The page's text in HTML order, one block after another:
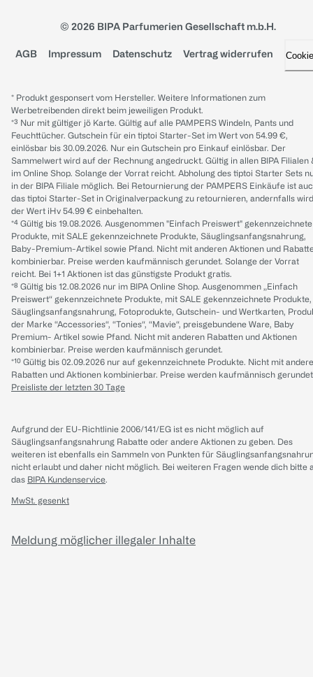
© 2026 BIPA Parfumerien Gesellschaft m.b.H.
AGB Impressum Datenschutz Vertrag widerrufen
* Produkt gesponsert vom Hersteller. Weitere Informationen zum
Werbetreibenden direkt beim jeweiligen Produkt.
*³ Nur mit gültiger jö Karte. Gültig auf alle PAMPERS Windeln, Pants und
Feuchttücher. Gutschein für ein tiptoi Starter-Set im Wert von 54.99 €,
einlösbar bis 30.09.2026. Nur ein Gutschein pro Einkauf einlösbar. Der
Sammelwert wird auf der Rechnung angedruckt. Gültig in allen BIPA Filialen
im Online Shop. Solange der Vorrat reicht. Abholung des tiptoi Starter Sets
in der BIPA Filiale möglich. Bei Retournierung der PAMPERS Einkäufe ist
das tiptoi Starter-Set in Originalverpackung zu retournieren, andernfalls wird
der Wert iHv 54.99 € einbehalten.
*⁴ Gültig bis 19.08.2026. Ausgenommen "Einfach Preiswert" gekennzeichnete
Produkte, mit SALE gekennzeichnete Produkte, Säuglingsanfangsnahrung,
Baby-Premium-Artikel sowie Pfand. Nicht mit anderen Aktionen und
kombinierbar. Preise werden kaufmännisch gerundet. Solange der Vorrat
reicht. Bei 1+1 Aktionen ist das günstigste Produkt gratis.
*⁸ Gültig bis 12.08.2026 nur im BIPA Online Shop. Ausgenommen „Einfach
Preiswert“ gekennzeichnete Produkte, mit SALE gekennzeichnete Produkte,
Säuglingsanfangsnahrung, Fotoprodukte, Gutschein- und Wertkarten,
der Marke “Accessories“, “Tonies“, “Mavie“, preisgebundene Ware, Baby
Premium- Artikel sowie Pfand. Nicht mit anderen Rabatten und Aktionen
kombinierbar. Preise werden kaufmännisch gerundet.
*¹⁰ Gültig bis 02.09.2026 nur auf gekennzeichnete Produkte. Nicht mit
Rabatten und Aktionen kombinierbar. Preise werden kaufmännisch
Preisliste der letzten 30 Tage
Aufgrund der EU-Richtlinie 2006/141/EG ist es nicht möglich auf
Säuglingsanfangsnahrung Rabatte oder andere Aktionen zu geben. Des
weiteren ist ebenfalls ein Sammeln von Punkten für
nicht erlaubt und daher nicht möglich. Bei weiteren Fragen wende dich bitte
das BIPA Kundenservice.
MwSt. gesenkt
Meldung möglicher illegaler Inhalte